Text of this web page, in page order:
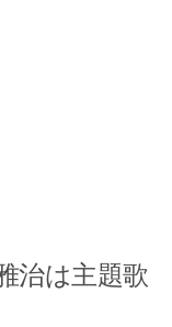
治は主題歌